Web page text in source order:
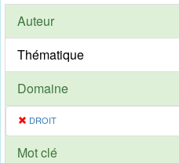
Auteur
Thématique
Domaine
DROIT
Mot clé